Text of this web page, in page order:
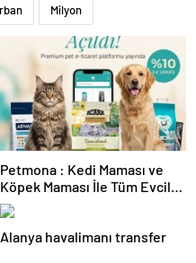
Milyon
Petmona : Kedi Maması ve
Köpek Maması İle Tüm Evcil
Hayvan Ürünleri
Alanya havalimanı transfer